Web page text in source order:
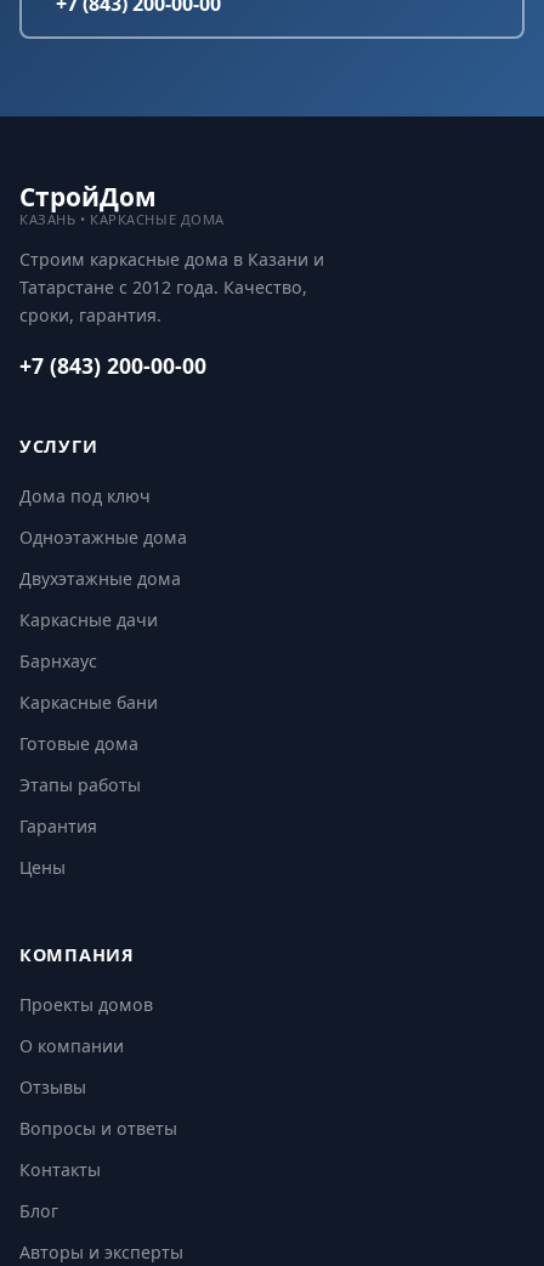
СтройДом
КАЗАНЬ • КАРКАСНЫЕ ДОМА
Строим каркасные дома в Казани и
Татарстане с 2012 года. Качество,
сроки, гарантия.
+7 (843) 200-00-00
УСЛУГИ
Дома под ключ
Одноэтажные дома
Двухэтажные дома
Каркасные дачи
Барнхаус
Каркасные бани
Готовые дома
Этапы работы
Гарантия
Цены
КОМПАНИЯ
Проекты домов
О компании
Отзывы
Вопросы и ответы
Контакты
Блог
Авторы и эксперты